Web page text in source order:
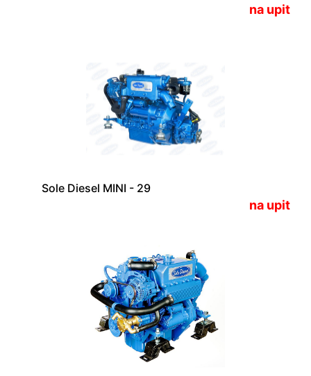
na upit
Sole Diesel MINI - 29
na upit